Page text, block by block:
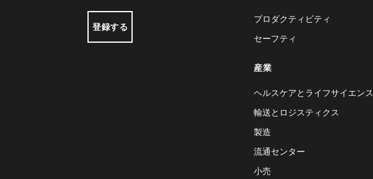
登録する
プロダクティビティ
セーフティ
産業
ヘルスケアとライフサイエンス
輸送とロジスティクス
製造
流通センター
小売